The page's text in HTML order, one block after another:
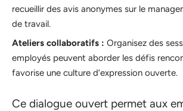
recueillir des avis anonymes sur le
de travail.
Ateliers collaboratifs : Organisez des
employés peuvent aborder les défis
favorise une culture d’expression ouverte.
Ce dialogue ouvert permet aux